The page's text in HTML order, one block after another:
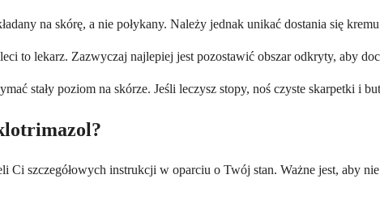
na skórę, a nie połykany. Należy jednak unikać dostania się
to lekarz. Zazwyczaj najlepiej jest pozostawić obszar odkryty, aby
stały poziom na skórze. Jeśli leczysz stopy, noś czyste skarpetki i
Ci szczegółowych instrukcji w oparciu o Twój stan. Ważne jest, aby